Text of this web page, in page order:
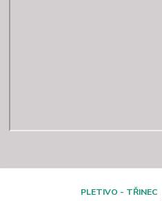
PLETIVO - TŘINEC